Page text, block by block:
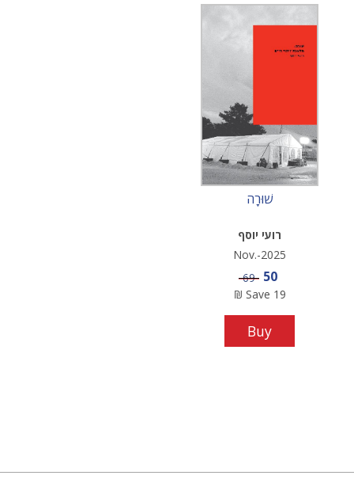
שׁוּרָה
רועי יוסף
Nov.-2025
Sale price
50
Price
69
Save 19
₪
Buy